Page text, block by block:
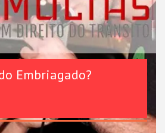
Embriagado?